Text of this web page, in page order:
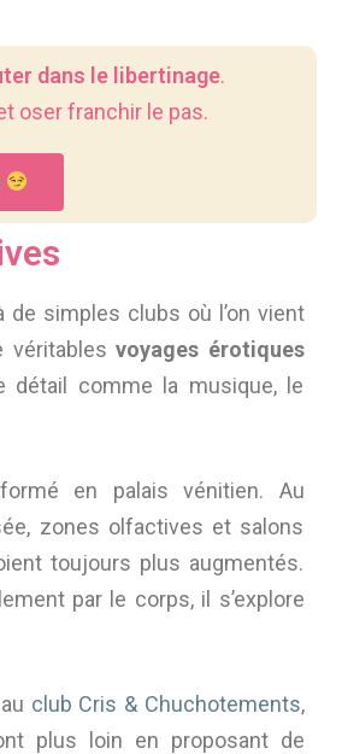
dans le libertinage.
oser franchir le pas.
simples clubs où l’on vient
véritables voyages érotiques
détail comme la musique, le
en palais vénitien. Au
zones olfactives et salons
toujours plus augmentés.
par le corps, il s’explore
club Cris & Chuchotements,
plus loin en proposant de